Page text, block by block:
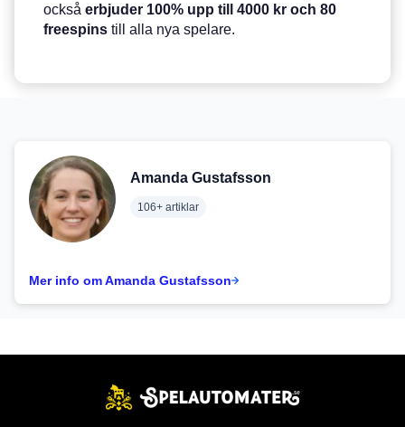
också erbjuder 100% upp till 4000 kr och 80
freespins till alla nya spelare.
Amanda Gustafsson
106+ artiklar
Mer info om Amanda Gustafsson